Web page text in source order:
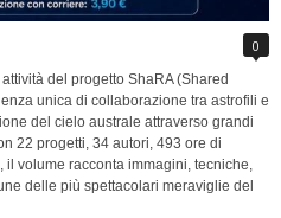
0
del progetto ShaRA (Shared
unica di collaborazione tra astrofili e
del cielo australe attraverso grandi
22 progetti, 34 autori, 493 ore di
volume racconta immagini, tecniche,
delle più spettacolari meraviglie del